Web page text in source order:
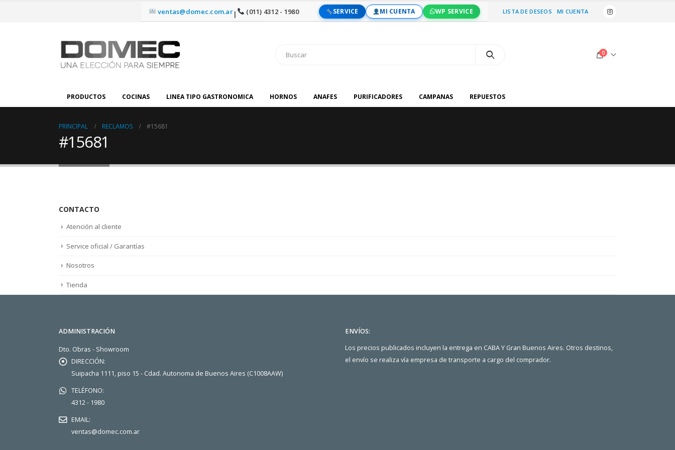
ventas@domec.com.ar| (011) 4312 - 1980 SERVICE MI CUENTA WP SERVICE LISTA DE DESEOS MI CUENTA
0
PRODUCTOS COCINAS LINEA TIPO GASTRONOMICA HORNOS ANAFES PURIFICADORES CAMPANAS REPUESTOS
PRINCIPAL RECLAMOS #15681
#15681
CONTACTO
Atención al cliente
Service oficial / Garantías
Nosotros
Tienda
ADMINISTRACIÓN
Dto. Obras - Showroom
DIRECCIÓN:
Suipacha 1111, piso 15 - Cdad. Autonoma de Buenos Aires (C1008AAW)
TELÉFONO:
4312 - 1980
EMAIL:
ventas@domec.com.ar
ENVÍOS:
Los precios publicados incluyen la entrega en CABA Y Gran Buenos Aires. Otros destinos,
el envío se realiza vía empresa de transporte a cargo del comprador.